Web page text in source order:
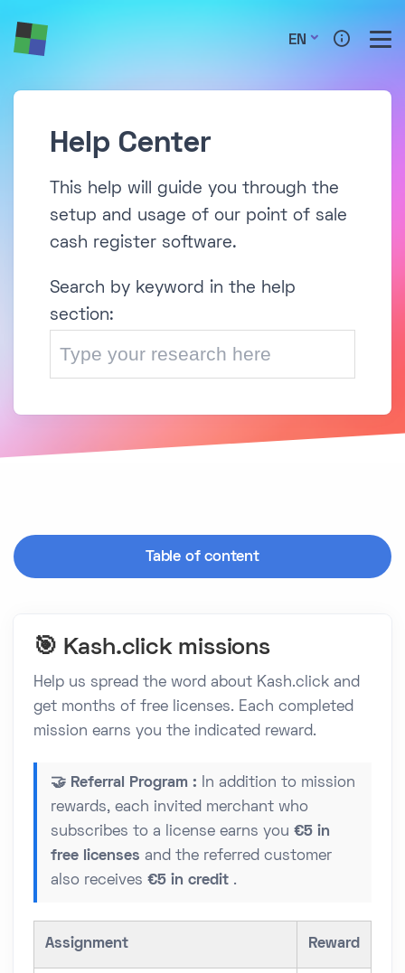
EN
Help Center
This help will guide you through the
setup and usage of our point of sale
cash register software.
Search by keyword in the help
section:
Table of content
🎯 Kash.click missions
Help us spread the word about Kash.click and
get months of free licenses. Each completed
mission earns you the indicated reward.
🤝 Referral Program : In addition to mission
rewards, each invited merchant who
subscribes to a license earns you €5 in
free licenses and the referred customer
also receives €5 in credit .
Assignment Reward